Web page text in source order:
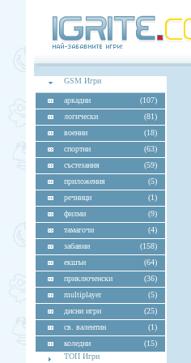
GSM Игри
аркадни
(107)
логически
(81)
военни
(18)
спортни
(63)
състезания
(59)
приложения
(5)
речници
(1)
филми
(9)
тамагочи
(4)
забавни
(158)
екшън
(64)
приключенски
(36)
multiplayer
(5)
дисни игри
(25)
св. валентин
(1)
коледни
(15)
ТОП Игри